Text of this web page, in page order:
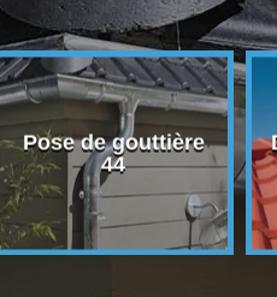
Pose de gouttière
44